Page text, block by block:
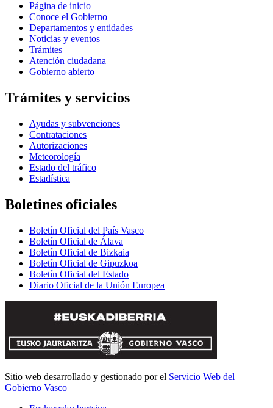
Página de inicio
Conoce el Gobierno
Departamentos y entidades
Noticias y eventos
Trámites
Atención ciudadana
Gobierno abierto
Trámites y servicios
Ayudas y subvenciones
Contrataciones
Autorizaciones
Meteorología
Estado del tráfico
Estadística
Boletines oficiales
Boletín Oficial del País Vasco
Boletín Oficial de Álava
Boletín Oficial de Bizkaia
Boletín Oficial de Gipuzkoa
Boletín Oficial del Estado
Diario Oficial de la Unión Europea
Sitio web desarrollado y gestionado por el Servicio Web del
Gobierno Vasco